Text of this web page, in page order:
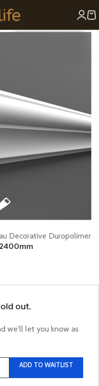
Decorative Duropolimer
out.
we'll let you know as
ADD TO WAITLIST